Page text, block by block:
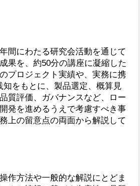
間にわたる研究会活動を通じて
果を、約50分の講座に凝縮した
プロジェクト実績や、実務に携
知をもとに、製品選定、概算見
質評価、ガバナンスなど、ロー
発を進めるうえで考慮すべき事
上の留意点の両面から解説して
作方法や一般的な解説にとどま